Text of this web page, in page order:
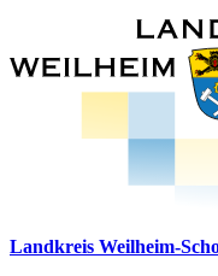
Landkreis Weilheim-